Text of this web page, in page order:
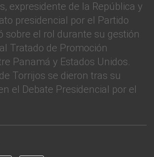
expresidente de la República y
presidencial por el Partido
sobre el rol durante su gestión
Tratado de Promoción
Panamá y Estados Unidos.
Torrijos se dieron tras su
el Debate Presidencial por el